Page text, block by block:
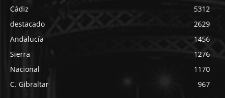
Cádiz
5312
destacado
2629
Andalucía
1456
Sierra
1276
Nacional
1170
C. Gibraltar
967